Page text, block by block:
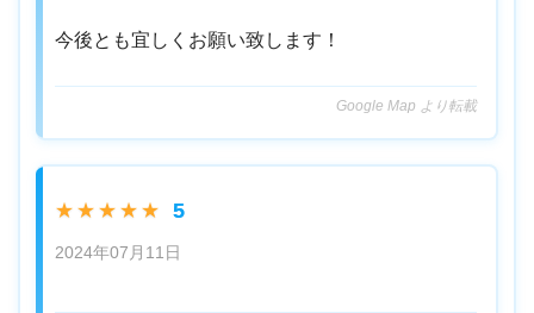
今後とも宜しくお願い致します！
Google Map より転載
★★★★★ 5
2024年07月11日